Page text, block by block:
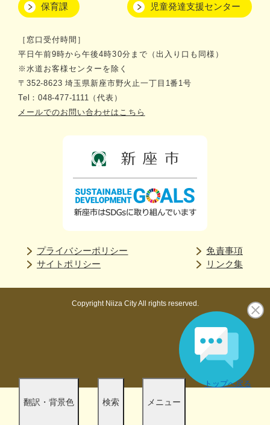
翻訳・背景色 検索 メニュー
トップへ戻る
保育課 児童発達支援センター
［窓口受付時間］
平日午前9時から午後4時30分まで（出入り口も同様）
※水道お客様センターを除く
〒352-8623 埼玉県新座市野火止一丁目1番1号
Tel：048-477-1111（代表）
メールでのお問い合わせはこちら
プライバシーポリシー
免責事項
サイトポリシー
リンク集
Copyright Niiza City All rights reserved.